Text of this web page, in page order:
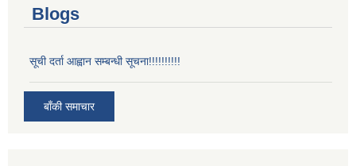
Blogs
सूची दर्ता आह्वान सम्बन्धी सूचना!!!!!!!!!!
बाँकी समाचार